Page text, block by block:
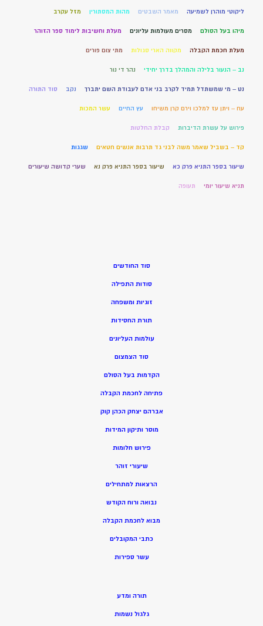
ליקוטי מוהרן לשמיעה מאמר השבטים מהות המסתורין מזל עקרב
מיהו בעל הסולם מסרים מעולמות עליונים מעלת וחשיבות לימוד ספר הזוהר
מעלת חכמת הקבלה מקווה הארי סגולות מתי צום פורים
נב – הנעור בלילה והמהלך בדרך יחידי נהר די נור
נט – מי שמשתדל תמיד לקרב בני אדם לעבודת השם יתברך נקב סוד התורה
עח – ויתן עז למלכו וירם קרן משיחו עץ החיים עשר המכות
פירוש על עשרת הדיברות קבלת החלטות
קד – בשביל שאמר משה לבני גד תרבות אנשים חטאים שגגות
שיעור בספר התניא פרק כא שיעור בספר התניא פרק נא שערי קדושה שיעורים
תניא שיעור יומי תעופה
סוד החודשים
סודות התפילה
זוגיות ומשפחה
תורת החסידות
עולמות העליונים
סוד הצמצום
הקדמות בעל הסולם
פתיחה לחכמת הקבלה
אברהם יצחק הכהן קוק
מוסר ותיקון המידות
פירוש חלומות
שיעורי זוהר
הרצאות למתחילים
נבואה ורוח הקודש
מבוא לחכמת הקבלה
כתבי המקובלים
עשר ספירות
תורה ומדע
גלגול נשמות